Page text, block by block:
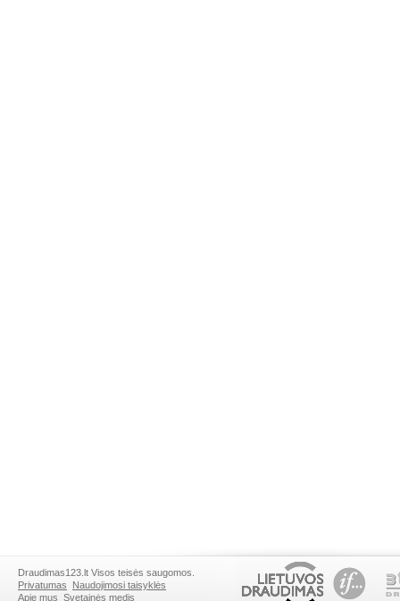
Draudimas123.lt Visos teisės saugomos.
Privatumas
Naudojimosi taisyklės
Apie mus Svetainės medis